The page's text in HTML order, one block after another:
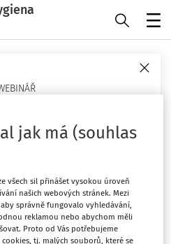
jak je opřít o právo a praxi
9. 2026
Kyselová
1
jak má (souhlas
všech sil přinášet vysokou úroveň
našich webových stránek. Mezi
správně fungovalo vyhledávání,
reklamou nebo abychom měli
Proto od Vás potřebujeme
tj. malých souborů, které se